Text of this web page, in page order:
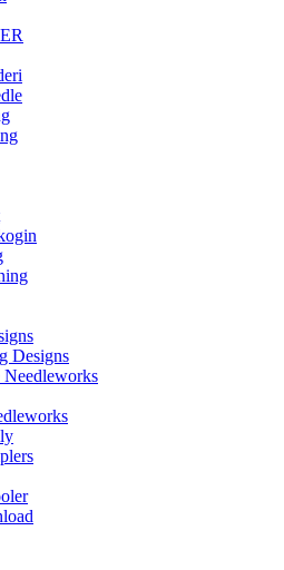
Designs